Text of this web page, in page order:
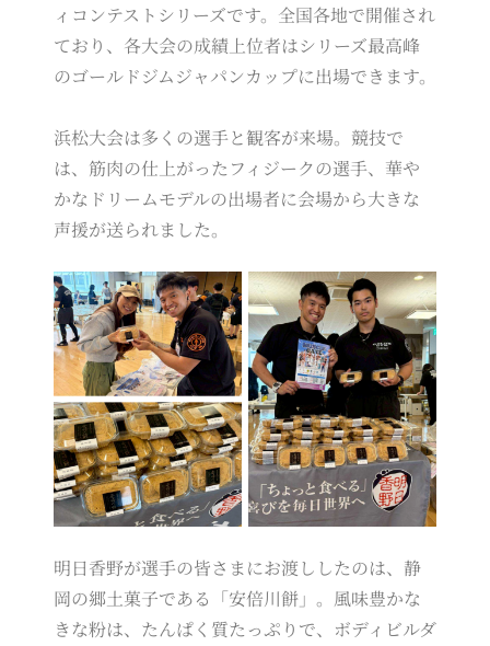
ィコンテストシリーズです。全国各地で開催され
ており、各大会の成績上位者はシリーズ最高峰
のゴールドジムジャパンカップに出場できます。
浜松大会は多くの選手と観客が来場。競技で
は、筋肉の仕上がったフィジークの選手、華や
かなドリームモデルの出場者に会場から大きな
声援が送られました。
明日香野が選手の皆さまにお渡ししたのは、静
岡の郷土菓子である「安倍川餅」。風味豊かな
きな粉は、たんぱく質たっぷりで、ボディビルダ